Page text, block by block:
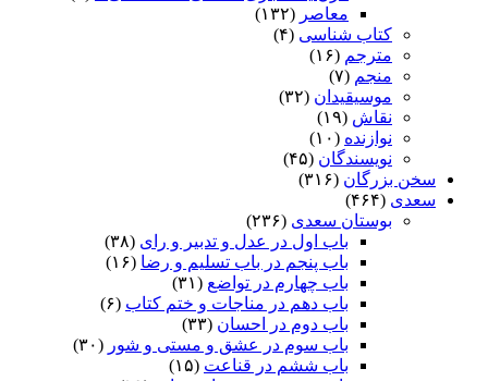
معاصر (۱۳۲)
کتاب شناسی (۴)
مترجم (۱۶)
منجم (۷)
موسیقیدان (۳۲)
نقاش (۱۹)
نوازنده (۱۰)
نویسندگان (۴۵)
سخن بزرگان (۳۱۶)
سعدی (۴۶۴)
بوستان سعدی (۲۳۶)
باب اول در عدل و تدبیر و رای (۳۸)
باب پنجم در باب تسلیم و رضا (۱۶)
باب چهارم در تواضع (۳۱)
باب دهم در مناجات و ختم کتاب (۶)
باب دوم در احسان (۳۳)
باب سوم در عشق و مستی و شور (۳۰)
باب ششم در قناعت (۱۵)